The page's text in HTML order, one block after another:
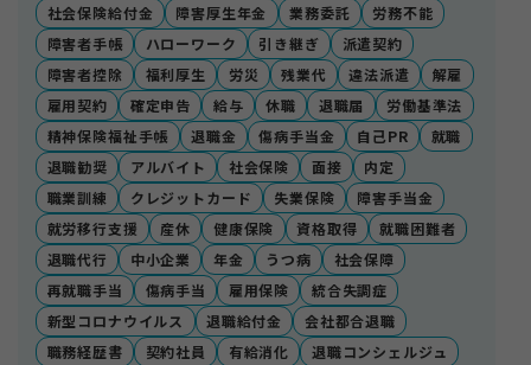
社会保険給付金
障害厚生年金 業務委託
労務不能
障害者手帳
ハローワーク 引き継ぎ
派遣契約
障害者控除
福利厚生 労災 残業代 違法派遣
解雇
雇用契約
確定申告 給与 休職 退職届
労働基準法
精神保険福祉手帳
退職金 傷病手当金 自己PR
就職
退職勧奨
アルバイト 社会保険 面接
内定
職業訓練
クレジットカード 失業保険
障害手当金
就労移行支援
産休 健康保険 資格取得
就職困難者
退職代行
中小企業 年金 うつ病
社会保障
再就職手当
傷病手当 雇用保険
統合失調症
新型コロナウイルス
退職給付金
会社都合退職
職務経歴書
契約社員 有給消化
退職コンシェルジュ